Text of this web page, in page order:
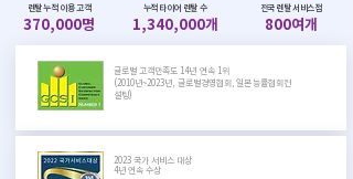
렌탈 누적 이용 고객
370,000명
누적 타이어 렌탈 수
1,340,000개
전국 렌탈 서비스점
800여개
글로벌 고객만족도 14년 연속 1위
(2010년~2023년, 글로벌경영협회, 일본능률협회컨
설팅)
2023 국가 서비스 대상
4년 연속 수상